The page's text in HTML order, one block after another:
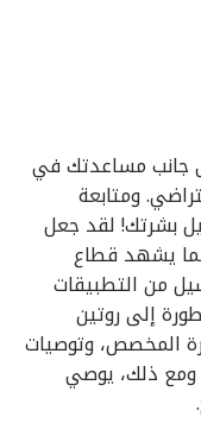
جانب مساعدتك في
ومتابعة
بشرتك! لقد جعل
يشهد قطاع
من التطبيقات
إلى روتين
المخصص، وتوصيات
ومع ذلك، يوصي